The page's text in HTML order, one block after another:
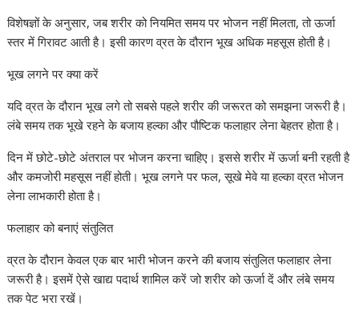
विशेषज्ञों के अनुसार, जब शरीर को नियमित समय पर भोजन नहीं मिलता, तो ऊर्जा
स्तर में गिरावट आती है। इसी कारण व्रत के दौरान भूख अधिक महसूस होती है।
भूख लगने पर क्या करें
यदि व्रत के दौरान भूख लगे तो सबसे पहले शरीर की जरूरत को समझना जरूरी है।
लंबे समय तक भूखे रहने के बजाय हल्का और पौष्टिक फलाहार लेना बेहतर होता है।
दिन में छोटे-छोटे अंतराल पर भोजन करना चाहिए। इससे शरीर में ऊर्जा बनी रहती है
और कमजोरी महसूस नहीं होती। भूख लगने पर फल, सूखे मेवे या हल्का व्रत भोजन
लेना लाभकारी होता है।
फलाहार को बनाएं संतुलित
व्रत के दौरान केवल एक बार भारी भोजन करने की बजाय संतुलित फलाहार लेना
जरूरी है। इसमें ऐसे खाद्य पदार्थ शामिल करें जो शरीर को ऊर्जा दें और लंबे समय
तक पेट भरा रखें।